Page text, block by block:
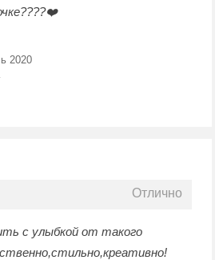
2020
Отлично
с улыбкой от такого